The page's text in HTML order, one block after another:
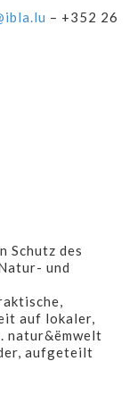
– +352 26
Schutz des
und
auf lokaler,
natur&ëmwelt
aufgeteilt